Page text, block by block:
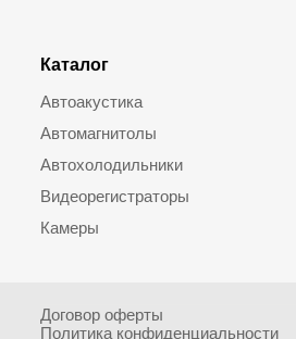
Каталог
Автоакустика
Автомагнитолы
Автохолодильники
Видеорегистраторы
Камеры
Договор оферты
Политика конфиденциальности